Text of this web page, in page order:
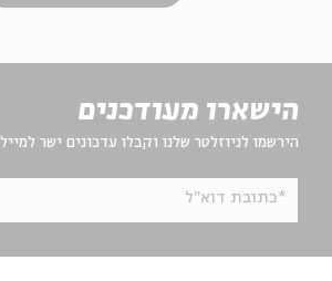
הישארו מעודכנים
הירשמו לניוזלטר שלנו וקבלו עדכונים ישר למייל
*כתובת דוא"ל